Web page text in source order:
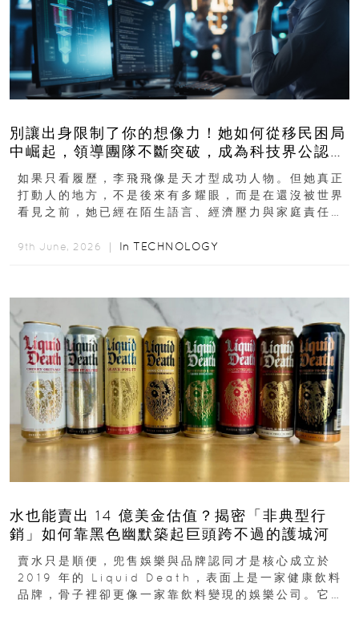
別讓出身限制了你的想像力！她如何從移民困局
中崛起，領導團隊不斷突破，成為科技界公認的
「教母」？
如果只看履歷，李飛飛像是天才型成功人物。但她真正
打動人的地方，不是後來有多耀眼，而是在還沒被世界
看見之前，她已經在陌生語言、經濟壓力與家庭責任之
西...
9th June, 2026 ｜ In TECHNOLOGY
水也能賣出 14 億美金估值？揭密「非典型行
銷」如何靠黑色幽默築起巨頭跨不過的護城河
賣水只是順便，兜售娛樂與品牌認同才是核心成立於
2019 年的 Liquid Death，表面上是一家健康飲料
品牌，骨子裡卻更像一家靠飲料變現的娛樂公司。它最